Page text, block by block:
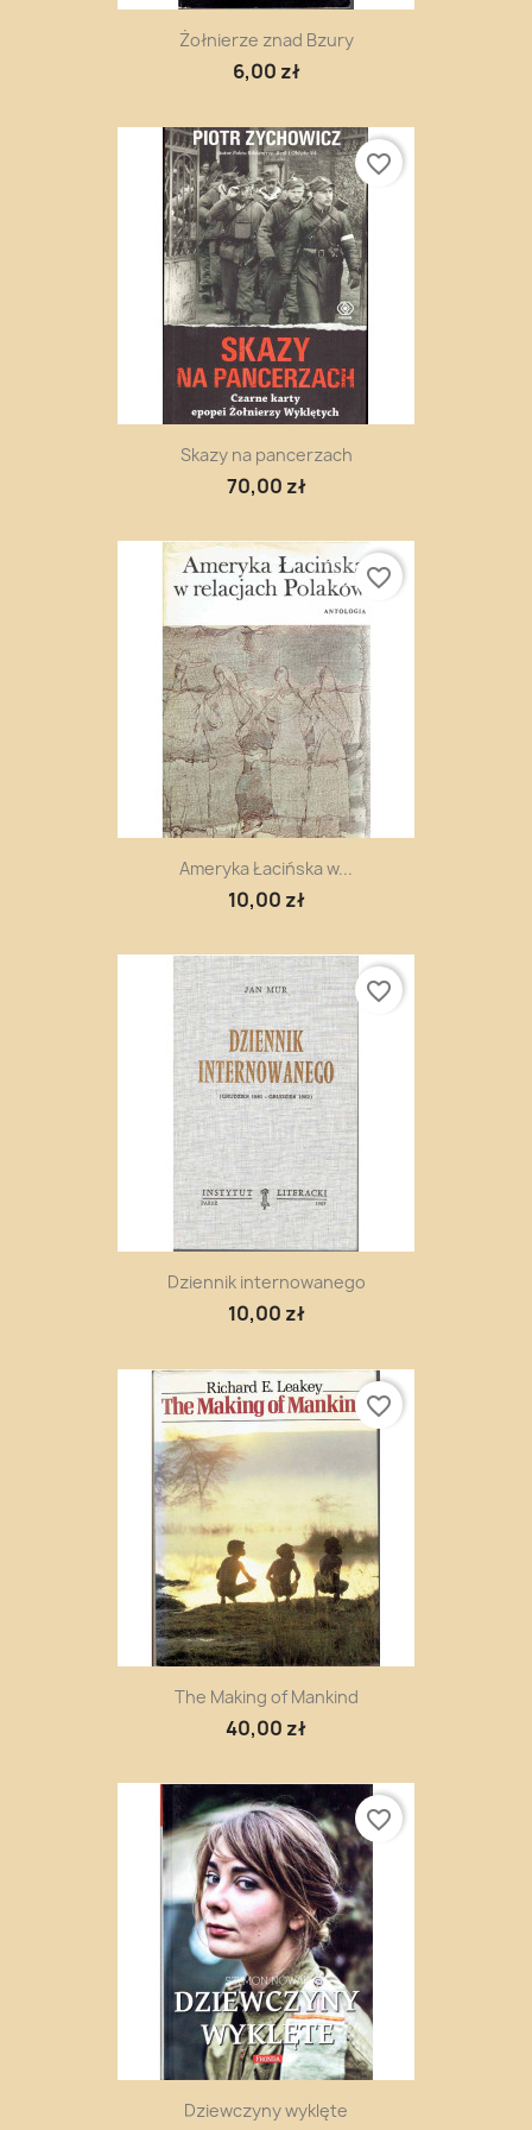
Żołnierze znad Bzury
6,00 zł
Skazy na pancerzach
70,00 zł
favorite_border
Ameryka Łacińska w...
10,00 zł
favorite_border
Dziennik internowanego
10,00 zł
favorite_border
The Making of Mankind
40,00 zł
favorite_border
Dziewczyny wyklęte
favorite_border